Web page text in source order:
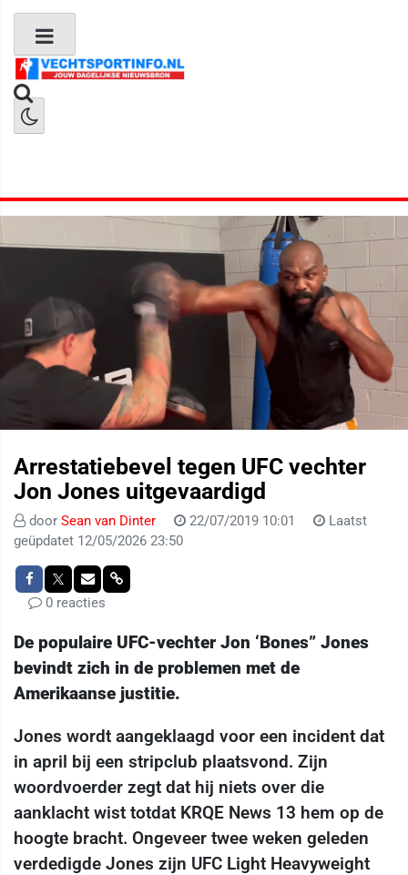
Arrestatiebevel tegen UFC vechter
Jon Jones uitgevaardigd
door Sean van Dinter 22/07/2019 10:01
Laatst
geüpdatet 12/05/2026 23:50
0 reacties
De populaire UFC-vechter Jon ‘Bones” Jones
bevindt zich in de problemen met de
Amerikaanse justitie.
Jones wordt aangeklaagd voor een incident dat
in april bij een stripclub plaatsvond. Zijn
woordvoerder zegt dat hij niets over die
aanklacht wist totdat KRQE News 13 hem op de
hoogte bracht. Ongeveer twee weken geleden
verdedigde Jones zijn UFC Light Heavyweight